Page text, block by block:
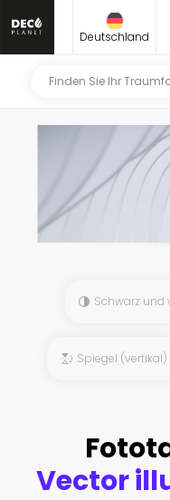
Deutschland
Schwarz und
Spiegel (vertikal)